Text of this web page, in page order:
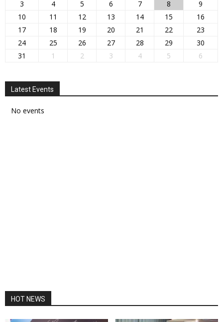
3 4 5 6 7 8
9
10
11 12 13 14 15
16
17
18 19 20 21 22
23
24
25 26 27 28 29
30
31
1 2 3 4 5 6
Latest Events
No events
HOT NEWS